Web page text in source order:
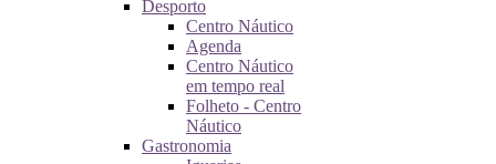
Desporto
Centro Náutico
Agenda
Centro Náutico
em tempo real
Folheto - Centro
Náutico
Gastronomia